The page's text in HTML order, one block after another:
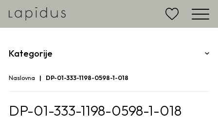
Kategorije
Naslovna DP-01-333-1198-0598-1-018
DP-01-333-1198-0598-1-018